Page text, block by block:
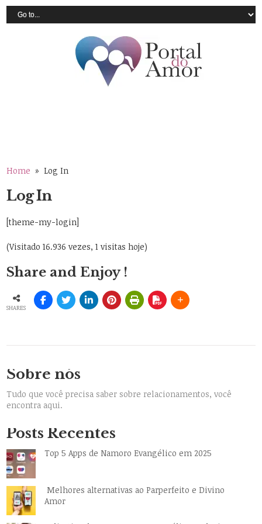
Home » Log In
Log In
[theme-my-login]
(Visitado 16.936 vezes, 1 visitas hoje)
Share and Enjoy !
SHARES
Sobre nós
Tudo que você precisa saber sobre relacionamentos, você
encontra aqui.
Posts Recentes
Top 5 Apps de Namoro Evangélico em 2025
Melhores alternativas ao Parperfeito e Divino
Amor